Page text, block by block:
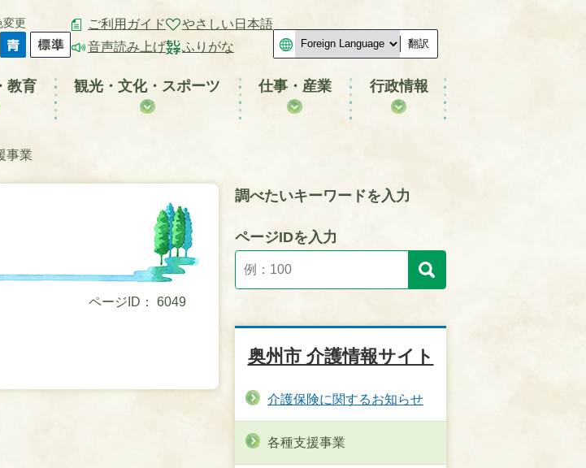
変更
ご利用ガイド
音声読み上げ
やさしい日本語
ふりがな
翻訳
教育 観光・文化・スポーツ 仕事・産業 行政情報
事業
ページID： 6049
調べたいキーワードを入力
ページIDを入力
奥州市 介護情報サイト
介護保険に関するお知らせ
各種支援事業